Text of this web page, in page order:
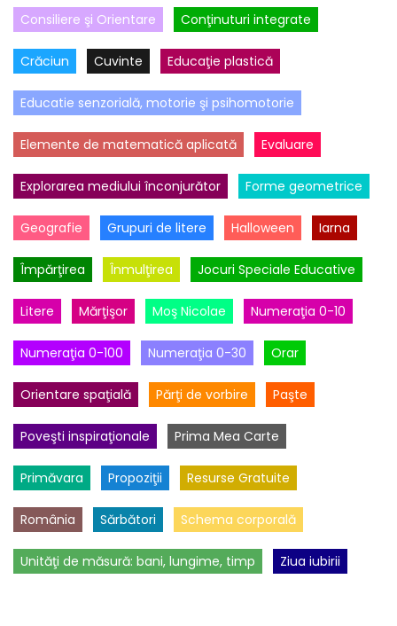
Consiliere şi Orientare Conţinuturi integrate
Crăciun Cuvinte Educaţie plastică
Educatie senzorială, motorie şi psihomotorie
Elemente de matematică aplicată Evaluare
Explorarea mediului înconjurător Forme geometrice
Geografie Grupuri de litere Halloween Iarna
Împărţirea Înmulţirea Jocuri Speciale Educative
Litere Mărţişor Moş Nicolae Numeraţia 0-10
Numeraţia 0-100 Numeraţia 0-30 Orar
Orientare spaţială Părţi de vorbire Paşte
Poveşti inspiraţionale Prima Mea Carte
Primăvara Propoziţii Resurse Gratuite
România Sărbători Schema corporală
Unităţi de măsură: bani, lungime, timp Ziua iubirii